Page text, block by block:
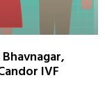
face the main
all the
in Surat.IVF